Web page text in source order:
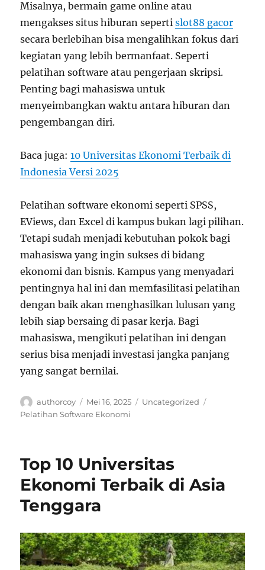
Misalnya, bermain game online atau
mengakses situs hiburan sepertislot88 gacor
secara berlebihan bisa mengalihkan fokus dari
kegiatan yang lebih bermanfaat. Seperti
pelatihan software atau pengerjaan skripsi.
Penting bagi mahasiswa untuk
menyeimbangkan waktu antara hiburan dan
pengembangan diri.
Baca juga:10 Universitas Ekonomi Terbaik di
Indonesia Versi 2025
Pelatihan software ekonomi seperti SPSS,
EViews, dan Excel di kampus bukan lagi pilihan.
Tetapi sudah menjadi kebutuhan pokok bagi
mahasiswa yang ingin sukses di bidang
ekonomi dan bisnis. Kampus yang menyadari
pentingnya hal ini dan memfasilitasi pelatihan
dengan baik akan menghasilkan lulusan yang
lebih siap bersaing di pasar kerja. Bagi
mahasiswa, mengikuti pelatihan ini dengan
serius bisa menjadi investasi jangka panjang
yang sangat bernilai.
Author
authorcoy
Posted
on
Mei 16, 2025 Categories
Uncategorized
Pelatihan Software Ekonomi
Top 10 Universitas
Ekonomi Terbaik di Asia
Tenggara